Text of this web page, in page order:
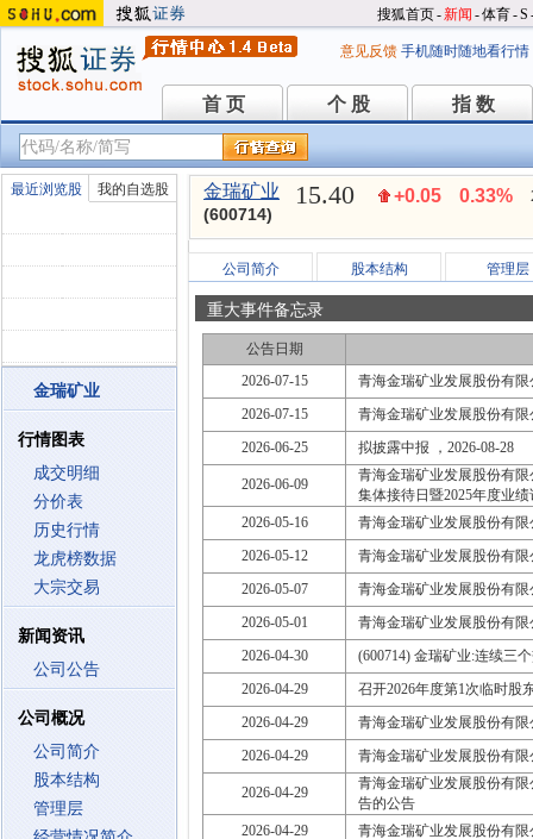
搜狐首页-新闻 -体育-S
意见反馈 手机随时随地看行情
首 页
首 页 个 股
个 股 指 数
指 数
最近浏览股 我的自选股
金瑞矿业
行情图表
成交明细
分价表
历史行情
龙虎榜数据
大宗交易
新闻资讯
公司公告
公司概况
公司简介
股本结构
管理层
金瑞矿业
(600714)
15.40 +0.05 0.33%
公司简介 股本结构 管理层
重大事件备忘录
公告日期
2026-07-15
青海金瑞矿业发展股份有
2026-07-15
青海金瑞矿业发展股份有
2026-06-25
拟披露中报 ，2026-08-28
2026-06-09
青海金瑞矿业发展股份有
集体接待日暨2025年度业
2026-05-16
青海金瑞矿业发展股份有
2026-05-12
青海金瑞矿业发展股份有
2026-05-07
青海金瑞矿业发展股份有
2026-05-01
青海金瑞矿业发展股份有
2026-04-30
(600714) 金瑞矿业:连续三
2026-04-29
召开2026年度第1次临时股
2026-04-29
青海金瑞矿业发展股份有
2026-04-29
青海金瑞矿业发展股份有
2026-04-29
青海金瑞矿业发展股份有
告的公告
2026-04-29
青海金瑞矿业发展股份有